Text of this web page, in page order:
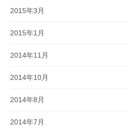
2015年3月
2015年1月
2014年11月
2014年10月
2014年8月
2014年7月